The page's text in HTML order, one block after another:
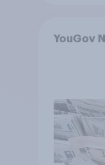
YouGov